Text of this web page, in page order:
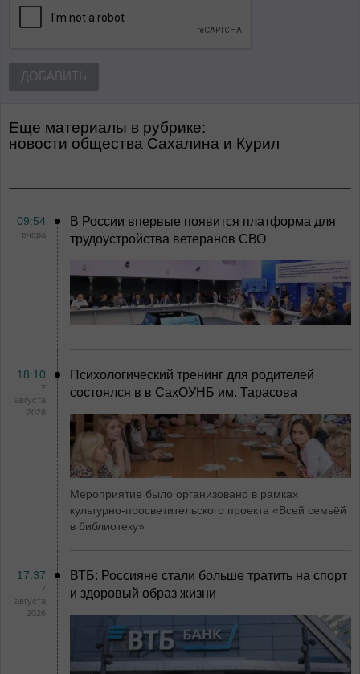
ДОБАВИТЬ
Еще материалы в рубрике:
Новости общества Сахалина и Курил
09:54
вчера
В России впервые появится платформа для
трудоустройства ветеранов СВО
18:10
7
августа
2026
Психологический тренинг для родителей
состоялся в в СахОУНБ им. Тарасова
Мероприятие было организовано в рамках
культурно-просветительского проекта «Всей семьёй
в библиотеку»
17:37
7
августа
2026
ВТБ: Россияне стали больше тратить на спорт
и здоровый образ жизни